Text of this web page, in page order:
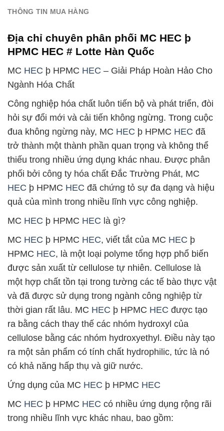
THÔNG TIN MUA HÀNG
Địa chỉ chuyên phân phối MC HEC þ
HPMC HEC # Lotte Hàn Quốc
MC HEC þ HPMC HEC – Giải Pháp Hoàn Hảo Cho
Ngành Hóa Chất
Công nghiệp hóa chất luôn tiến bộ và phát triển, đòi
hỏi sự đổi mới và cải tiến không ngừng. Trong cuộc
đua không ngừng này, MC HEC þ HPMC HEC đã
trở thành một thành phần quan trọng và không thể
thiếu trong nhiều ứng dụng khác nhau. Được phân
phối bởi công ty hóa chất Đắc Trường Phát, MC
HEC þ HPMC HEC đã chứng tỏ sự đa dạng và hiệu
quả của mình trong nhiều lĩnh vực công nghiệp.
MC HEC þ HPMC HEC là gì?
MC HEC þ HPMC HEC, viết tắt của MC HEC þ
HPMC HEC, là một loại polyme tổng hợp phổ biến
được sản xuất từ cellulose tự nhiên. Cellulose là
một hợp chất tồn tại trong tường các tế bào thực vật
và đã được sử dụng trong ngành công nghiệp từ
thời gian rất lâu. MC HEC þ HPMC HEC được tạo
ra bằng cách thay thế các nhóm hydroxyl của
cellulose bằng các nhóm hydroxyethyl. Điều này tạo
ra một sản phẩm có tính chất hydrophilic, tức là nó
có khả năng hấp thụ và giữ nước.
Ứng dụng của MC HEC þ HPMC HEC
MC HEC þ HPMC HEC có nhiều ứng dụng rộng rãi
trong nhiều lĩnh vực khác nhau, bao gồm: